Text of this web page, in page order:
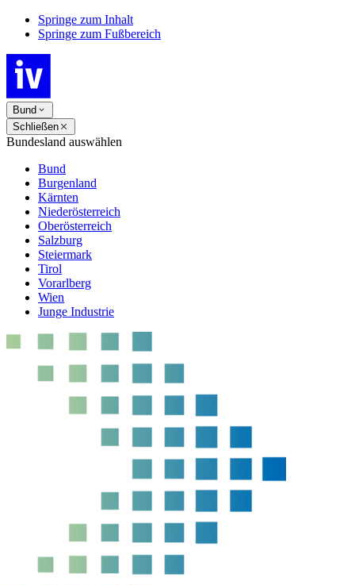
Springe zum Inhalt
Springe zum Fußbereich
Bund
Schließen
Bundesland auswählen
Bund
Burgenland
Kärnten
Niederösterreich
Oberösterreich
Salzburg
Steiermark
Tirol
Vorarlberg
Wien
Junge Industrie